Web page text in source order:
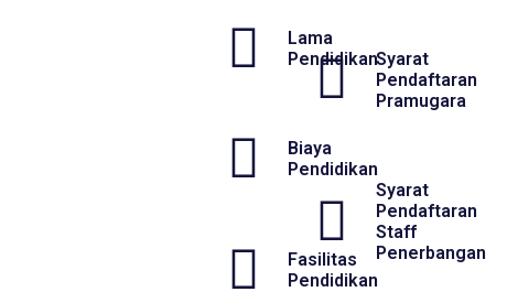
Lama
Pendidikan
Biaya
Pendidikan
Fasilitas
Pendidikan
Syarat
Pendaftaran
Pramugara
Syarat
Pendaftaran
Staff
Penerbangan